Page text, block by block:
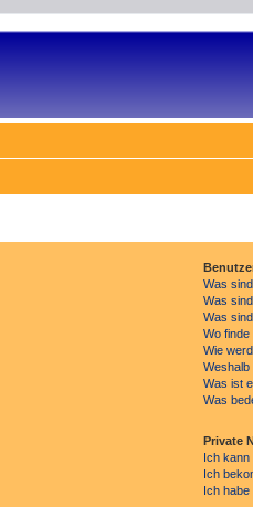
Was
Was
Was
Wo
Wie
Weshalb
Was ist
Was
Private
Ich kann
Ich
Ich habe